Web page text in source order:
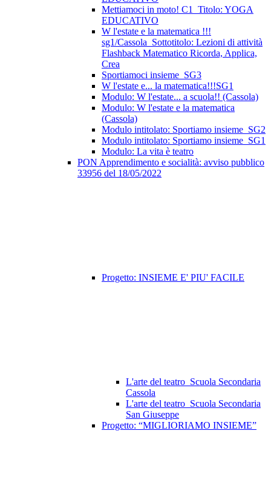
Mettiamoci in moto! C1_Titolo: YOGA
EDUCATIVO
W l'estate e la matematica !!!
sg1/Cassola_Sottotitolo: Lezioni di attività
Flashback Matematico Ricorda, Applica,
Crea
Sportiamoci insieme_SG3
W l'estate e... la matematica!!!SG1
Modulo: W l'estate... a scuola!! (Cassola)
Modulo: W l'estate e la matematica
(Cassola)
Modulo intitolato: Sportiamo insieme_SG2
Modulo intitolato: Sportiamo insieme_SG1
Modulo: La vita è teatro
PON Apprendimento e socialità: avviso pubblico
33956 del 18/05/2022
Progetto: INSIEME E' PIU' FACILE
L'arte del teatro_Scuola Secondaria
Cassola
L'arte del teatro_Scuola Secondaria
San Giuseppe
Progetto: “MIGLIORIAMO INSIEME”